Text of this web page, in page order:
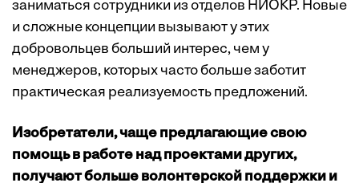
заниматься сотрудники из отделов НИОКР. Новые
и сложные концепции вызывают у этих
добровольцев больший интерес, чем у
менеджеров, которых часто больше заботит
практическая реализуемость предложений.
Изобретатели, чаще предлагающие свою
помощь в работе над проектами других,
получают больше волонтерской поддержки и